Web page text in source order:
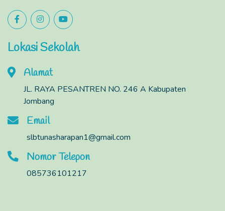
Lokasi Sekolah
Alamat
JL. RAYA PESANTREN NO. 246 A Kabupaten
Jombang
Email
slbtunasharapan1@gmail.com
Nomor Telepon
085736101217